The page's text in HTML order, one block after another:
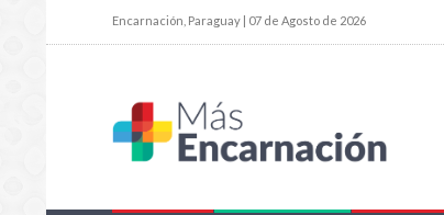
Encarnación, Paraguay | 07 de Agosto de 2026